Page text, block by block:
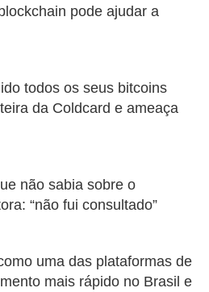
pode ajudar a
todos os seus bitcoins
da Coldcard e ameaça
não sabia sobre o
“não fui consultado”
uma das plataformas de
mais rápido no Brasil e